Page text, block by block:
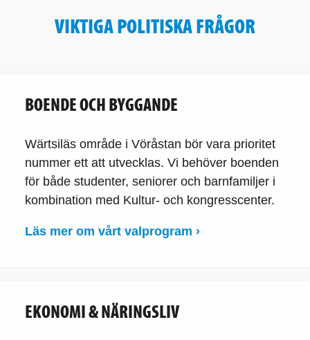
VIKTIGA POLITISKA FRÅGOR
BOENDE OCH BYGGANDE
Wärtsiläs område i Vöråstan bör vara prioritet
nummer ett att utvecklas. Vi behöver boenden
för både studenter, seniorer och barnfamiljer i
kombination med Kultur- och kongresscenter.
Läs mer om vårt valprogram ›
EKONOMI & NÄRINGSLIV